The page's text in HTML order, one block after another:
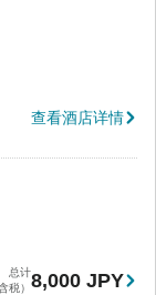
查看酒店详情
总计
税） 8,000 JPY